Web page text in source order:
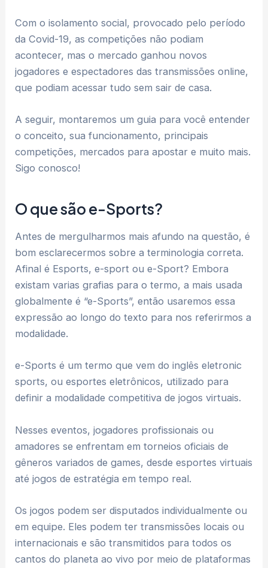
Com o isolamento social, provocado pelo período
da Covid-19, as competições não podiam
acontecer, mas o mercado ganhou novos
jogadores e espectadores das transmissões online,
que podiam acessar tudo sem sair de casa.
A seguir, montaremos um guia para você entender
o conceito, sua funcionamento, principais
competições, mercados para apostar e muito mais.
Sigo conosco!
O que são e-Sports?
Antes de mergulharmos mais afundo na questão, é
bom esclarecermos sobre a terminologia correta.
Afinal é Esports, e-sport ou e-Sport? Embora
existam varias grafias para o termo, a mais usada
globalmente é “e-Sports”, então usaremos essa
expressão ao longo do texto para nos referirmos a
modalidade.
e-Sports é um termo que vem do inglês eletronic
sports, ou esportes eletrônicos, utilizado para
definir a modalidade competitiva de jogos virtuais.
Nesses eventos, jogadores profissionais ou
amadores se enfrentam em torneios oficiais de
gêneros variados de games, desde esportes virtuais
até jogos de estratégia em tempo real.
Os jogos podem ser disputados individualmente ou
em equipe. Eles podem ter transmissões locais ou
internacionais e são transmitidos para todos os
cantos do planeta ao vivo por meio de plataformas